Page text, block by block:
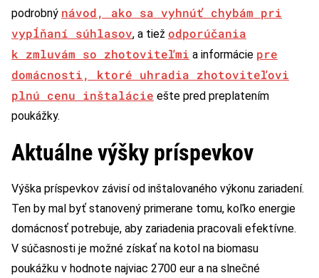
podrobný návod, ako sa vyhnúť chybám pri
vypĺňaní súhlasov, a tiež odporúčania
k zmluvám so zhotoviteľmi a informácie pre
domácnosti, ktoré uhradia zhotoviteľovi
plnú cenu inštalácie ešte pred preplatením
poukážky.
Aktuálne výšky príspevkov
Výška príspevkov závisí od inštalovaného výkonu zariadení.
Ten by mal byť stanovený primerane tomu, koľko energie
domácnosť potrebuje, aby zariadenia pracovali efektívne.
V súčasnosti je možné získať na kotol na biomasu
poukážku v hodnote najviac 2700 eur a na slnečné